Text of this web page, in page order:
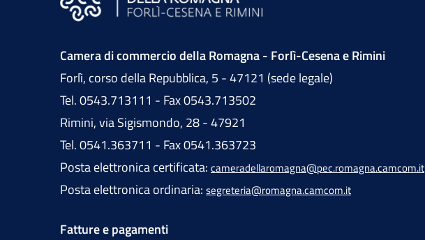
Camera di commercio della Romagna - Forlì-Cesena e Rimini
Forlì, corso della Repubblica, 5 - 47121 (sede legale)
Tel. 0543.713111 - Fax 0543.713502
Rimini, via Sigismondo, 28 - 47921
Tel. 0541.363711 - Fax 0541.363723
Posta elettronica certificata: cameradellaromagna@pec.romagna.camcom.it
Posta elettronica ordinaria: segreteria@romagna.camcom.it
Fatture e pagamenti